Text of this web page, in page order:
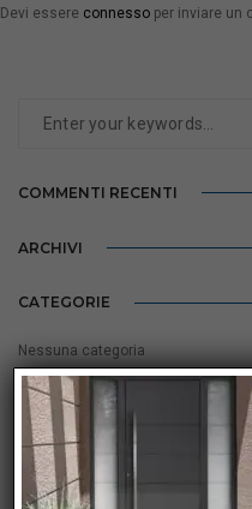
Devi essere connesso per inviare un
COMMENTI RECENTI
ARCHIVI
CATEGORIE
Nessuna categoria
META
Accedi
Feed dei contenuti